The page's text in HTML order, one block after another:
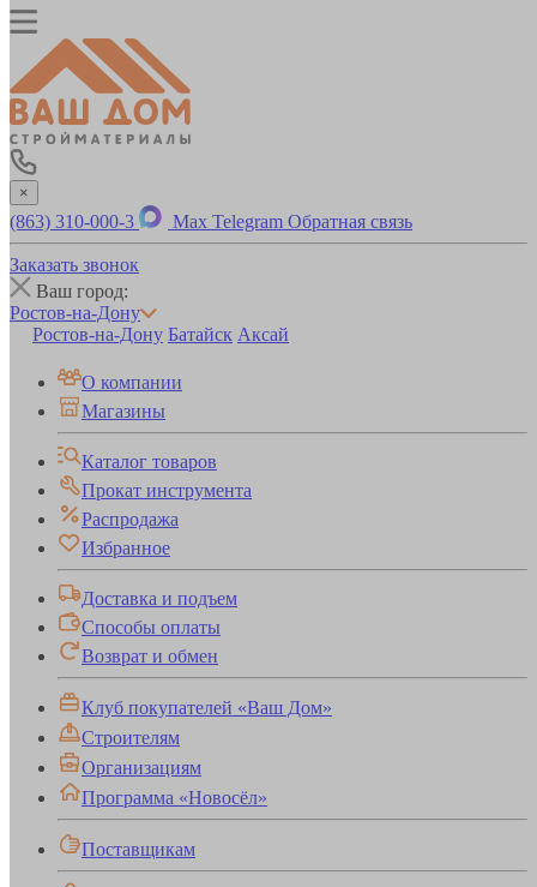
×
(863) 310-000-3 Max Telegram Обратная связь
Заказать звонок
Ваш город:
Ростов-на-Дону
Ростов-на-Дону Батайск Аксай
О компании
Магазины
Каталог товаров
Прокат инструмента
Распродажа
Избранное
Доставка и подъем
Способы оплаты
Возврат и обмен
Клуб покупателей «Ваш Дом»
Строителям
Организациям
Программа «Новосёл»
Поставщикам